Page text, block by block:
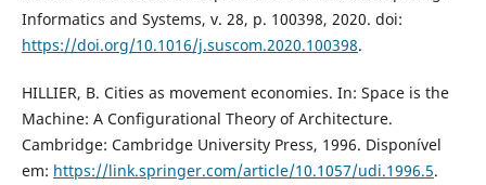
Informatics and Systems, v. 28, p. 100398, 2020. doi:
https://doi.org/10.1016/j.suscom.2020.100398.
HILLIER, B. Cities as movement economies. In: Space is the
Machine: A Configurational Theory of Architecture.
Cambridge: Cambridge University Press, 1996. Disponível
em: https://link.springer.com/article/10.1057/udi.1996.5.